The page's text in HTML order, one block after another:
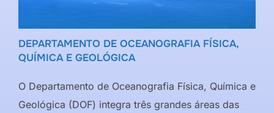
DEPARTAMENTO DE OCEANOGRAFIA FÍSICA,
QUÍMICA E GEOLÓGICA
O Departamento de Oceanografia Física, Química e
Geológica (DOF) integra três grandes áreas das